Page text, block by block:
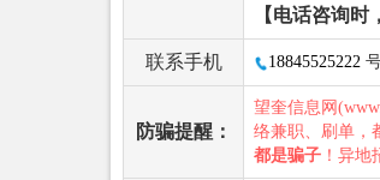
【电话咨询
联系手机 18845525222
防骗提醒：
望奎信息网
络兼职、刷单，
都是骗子 ！异地